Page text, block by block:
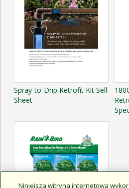
Spray-to-Drip Retrofit Kit Sell
Sheet
Niniejsza witryna internetowa